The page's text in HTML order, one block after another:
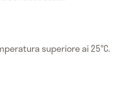
superiore ai 25°C.